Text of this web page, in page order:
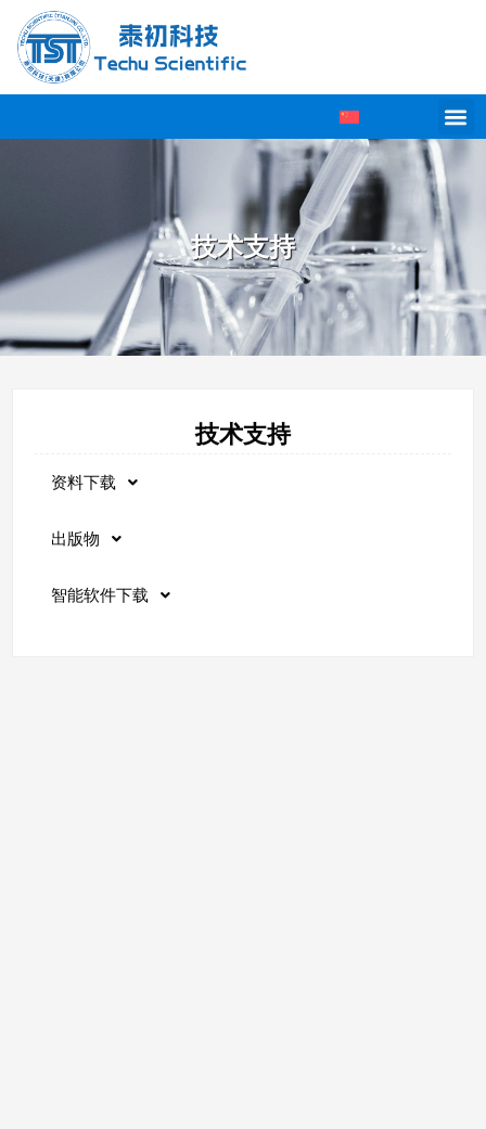
技术支持
技术支持
资料下载
出版物
智能软件下载